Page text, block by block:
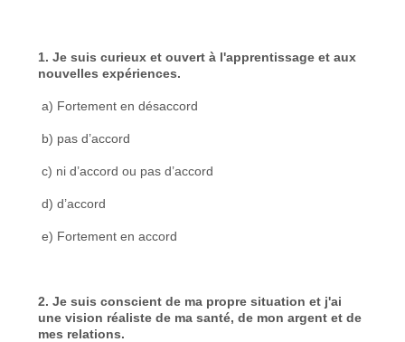
1. Je suis curieux et ouvert à l'apprentissage et aux
nouvelles expériences.
a) Fortement en désaccord
b) pas d’accord
c) ni d’accord ou pas d’accord
d) d’accord
e) Fortement en accord
2. Je suis conscient de ma propre situation et j'ai
une vision réaliste de ma santé, de mon argent et de
mes relations.